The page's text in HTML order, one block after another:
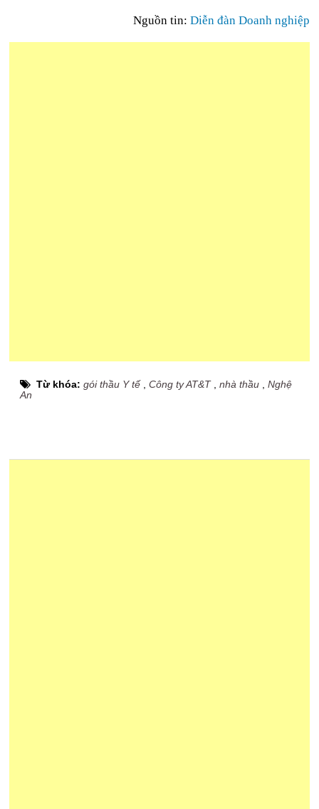
Nguồn tin: Diễn đàn Doanh nghiệp
Từ khóa:gói thầu Y tế,Công ty AT&T,nhà thầu ,Nghệ
An